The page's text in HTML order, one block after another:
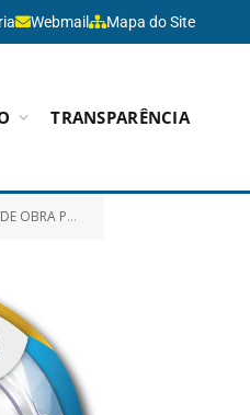
Webmail Mapa do Site
TRANSPARÊNCIA
SOCIAL – SEMDES)